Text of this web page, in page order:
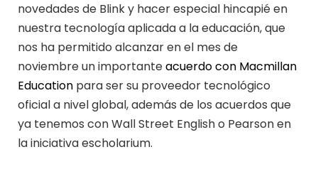
novedades de Blink y hacer especial hincapié en
nuestra tecnología aplicada a la educación, que
nos ha permitido alcanzar en el mes de
noviembre un importanteacuerdo con Macmillan
Education para ser su proveedor tecnológico
oficial a nivel global, además de los acuerdos que
ya tenemos con Wall Street English o Pearson en
la iniciativa escholarium.